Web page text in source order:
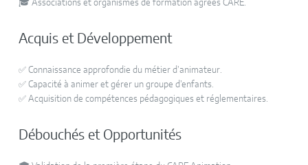
🎓 Associations et organismes de formation agréés CARE.
Acquis et Développement
✅ Connaissance approfondie du métier d’animateur.
✅ Capacité à animer et gérer un groupe d’enfants.
✅ Acquisition de compétences pédagogiques et réglementaires.
Débouchés et Opportunités